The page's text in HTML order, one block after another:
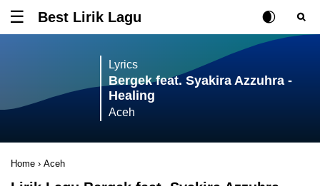
Tombol untuk membuka atau menutup menu
Best Lirik Lagu Rubah Posisi
Tombol
Lyrics
Bergek feat. Syakira Azzuhra -
Healing
Aceh
Home › Aceh